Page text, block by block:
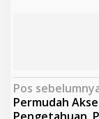
N
a
Pos
Permudah